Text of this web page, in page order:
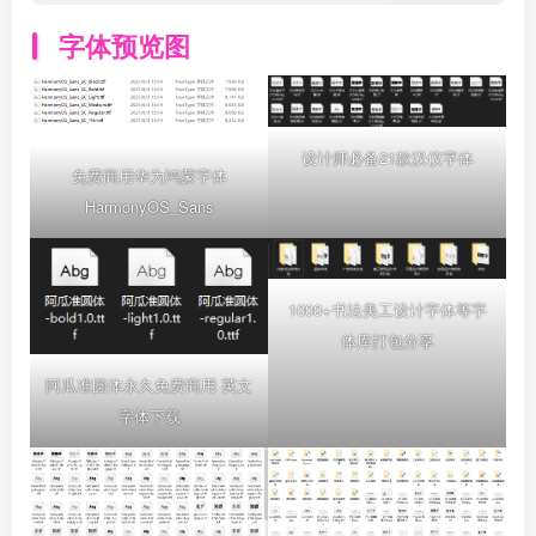
字体预览图
免费商用华为鸿蒙字体
HarmonyOS_Sans
设计师必备21款汉仪字体
阿瓜准圆体永久免费商用 英文
字体下载
1000+书法美工设计字体等字
体库打包分享